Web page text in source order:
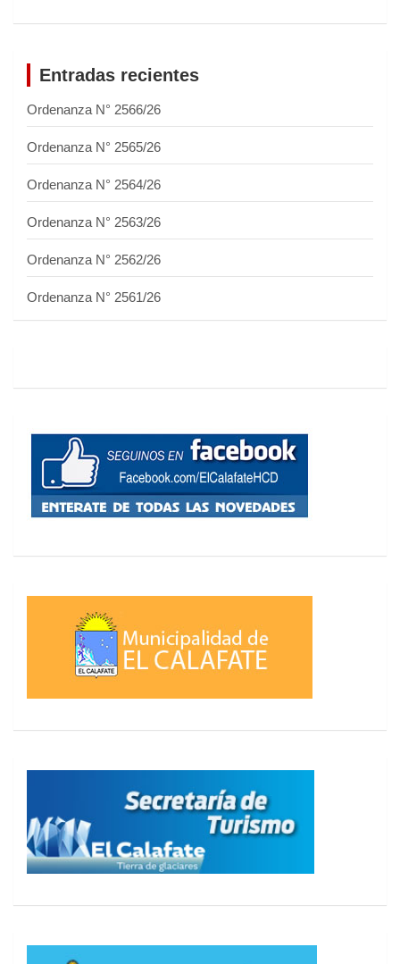
Entradas recientes
Ordenanza N° 2566/26
Ordenanza N° 2565/26
Ordenanza N° 2564/26
Ordenanza N° 2563/26
Ordenanza N° 2562/26
Ordenanza N° 2561/26